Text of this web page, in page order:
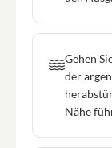
Gehen
der
Nähe